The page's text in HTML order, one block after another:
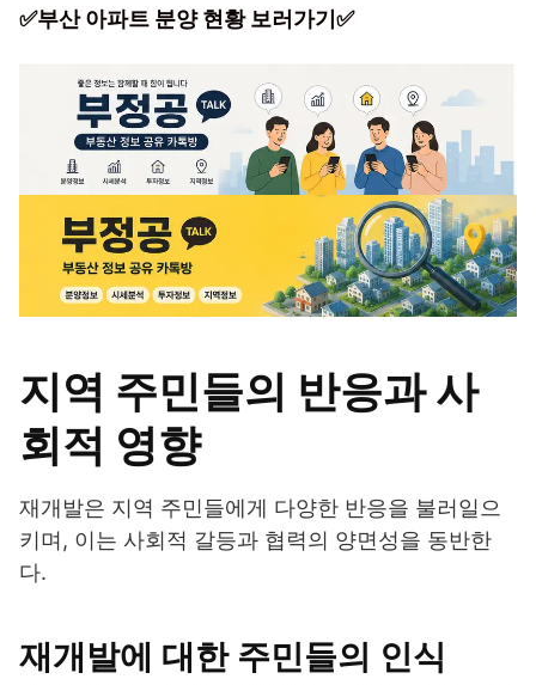
✅부산 아파트 분양 현황 보러가기✅
지역 주민들의 반응과 사
회적 영향
재개발은 지역 주민들에게 다양한 반응을 불러일으
키며, 이는 사회적 갈등과 협력의 양면성을 동반한
다.
재개발에 대한 주민들의 인식